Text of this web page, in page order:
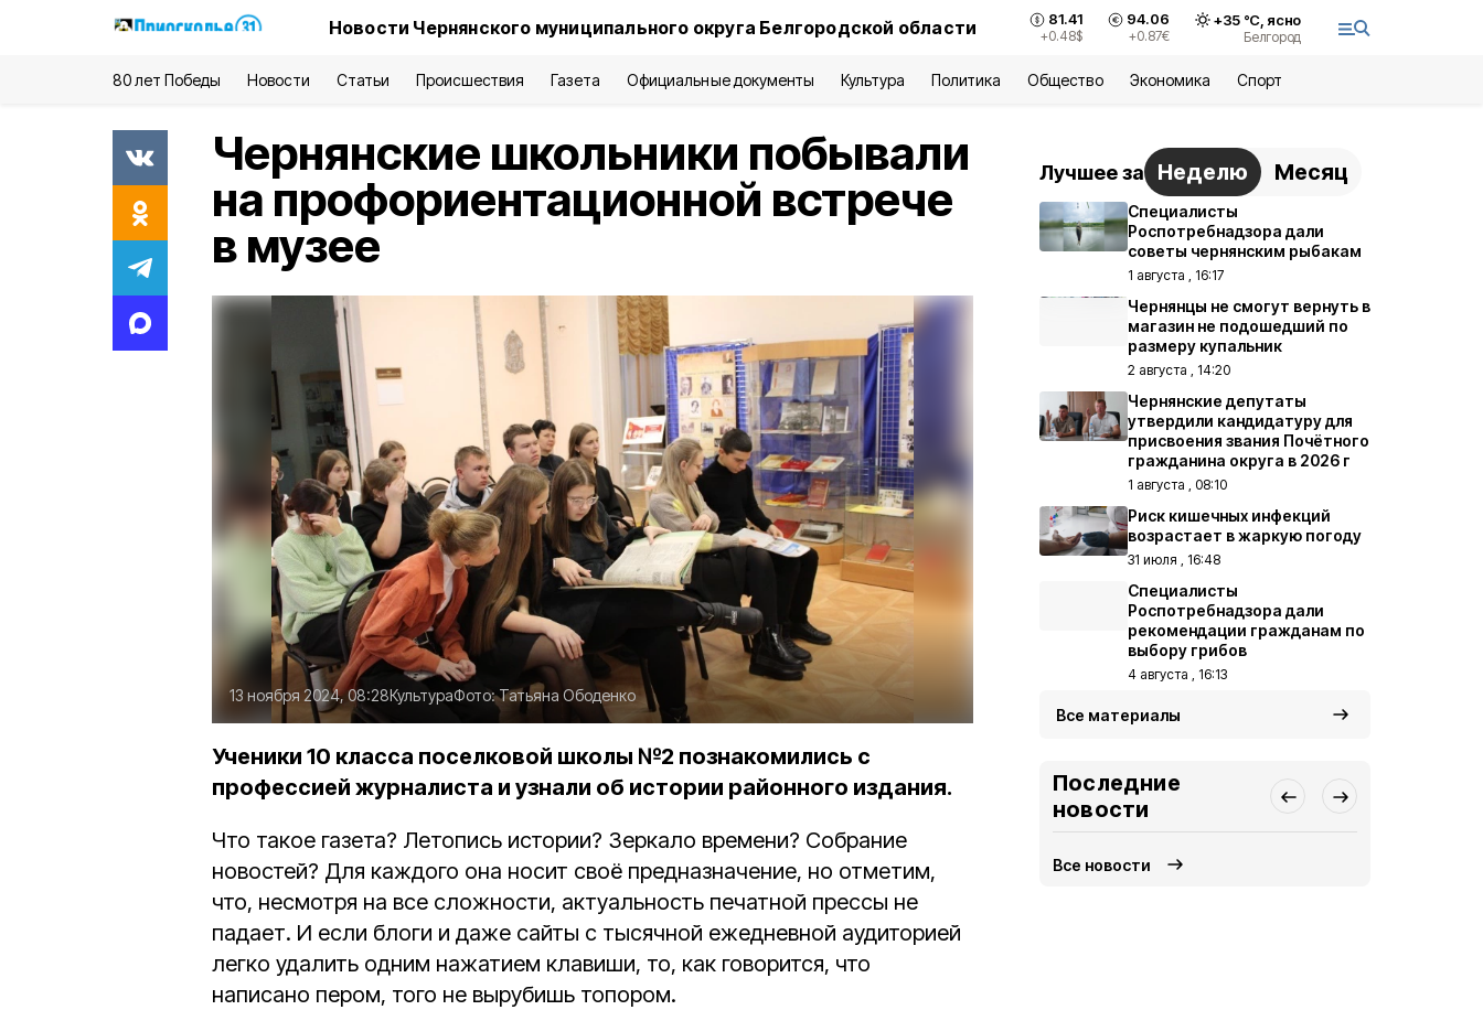
Новости Чернянского муниципального округа Белгородской области 81.41
+0.48$
94.06
+0.87€
+35°С, ясно
Белгород
80 лет Победы Новости Статьи Происшествия Газета Официальные документы Культура Политика Общество Экономика Спорт
Чернянские школьники побывали
на профориентационной встрече
в музее
13 ноября 2024, 08:28КультураФото:Татьяна Ободенко
Ученики 10 класса поселковой школы №2 познакомились с
профессией журналиста и узнали об истории районного издания.
Что такое газета? Летопись истории? Зеркало времени? Собрание
новостей? Для каждого она носит своё предназначение, но отметим,
что, несмотря на все сложности, актуальность печатной прессы не
падает. И если блоги и даже сайты с тысячной ежедневной аудиторией
легко удалить одним нажатием клавиши, то, как говорится, что
написано пером, того не вырубишь топором.
Лучшее за Неделю Месяц
Специалисты
Роспотребнадзора дали
советы чернянским рыбакам
1 августа , 16:17
Чернянцы не смогут вернуть в
магазин не подошедший по
размеру купальник
2 августа , 14:20
Чернянские депутаты
утвердили кандидатуру для
присвоения звания Почётного
гражданина округа в 2026 г
1 августа , 08:10
Риск кишечных инфекций
возрастает в жаркую погоду
31 июля , 16:48
Специалисты
Роспотребнадзора дали
рекомендации гражданам по
выбору грибов
4 августа , 16:13
Все материалы
Последние
новости
Все новости